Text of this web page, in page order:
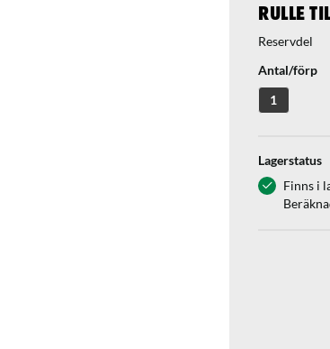
Rulle
Reservdel
Antal/förp
1
Lagerstatus
Finns i